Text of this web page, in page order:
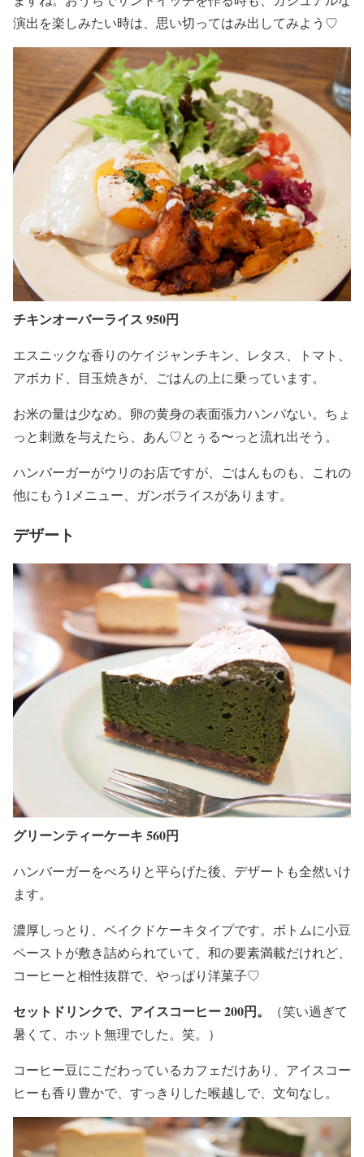
演出を楽しみたい時は、思い切ってはみ出してみよう♡
チキンオーバーライス 950円
エスニックな香りのケイジャンチキン、レタス、トマト、
アボカド、目玉焼きが、ごはんの上に乗っています。
お米の量は少なめ。卵の黄身の表面張力ハンパない。ちょ
っと刺激を与えたら、あん♡とぅる〜っと流れ出そう。
ハンバーガーがウリのお店ですが、ごはんものも、これの
他にもう1メニュー、ガンボライスがあります。
デザート
グリーンティーケーキ 560円
ハンバーガーをぺろりと平らげた後、デザートも全然いけ
ます。
濃厚しっとり、ベイクドケーキタイプです。ボトムに小豆
ペーストが敷き詰められていて、和の要素満載だけれど、
コーヒーと相性抜群で、やっぱり洋菓子♡
セットドリンクで、アイスコーヒー 200円。
（笑い過ぎて
暑くて、ホット無理でした。笑。）
コーヒー豆にこだわっているカフェだけあり、アイスコー
ヒーも香り豊かで、すっきりした喉越しで、文句なし。